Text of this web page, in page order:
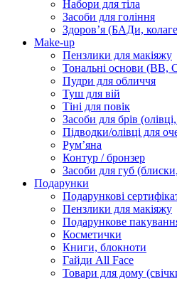
Набори для тіла
Засоби для гоління
Здоровʼя (БАДи,
Make-up
Пензлики для макіяжу
Тональні основи (BB,
Пудри для обличчя
Туш для вій
Тіні для повік
Засоби для брів
Підводки/олівці для
Румʼяна
Контур / бронзер
Засоби для губ
Подарунки
Подарункові
Пензлики для макіяжу
Подарункове
Косметички
Книги, блокноти
Гайди All Face
Товари для дому